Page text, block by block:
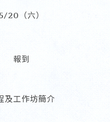
20（六）
報到
及工作坊簡介